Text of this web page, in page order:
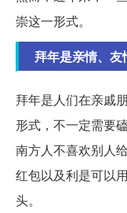
崇这一形式。
拜年是亲情、
拜年是人们在亲戚
形式，不一定需要
南方人不喜欢别人
红包以及利是可以
头。